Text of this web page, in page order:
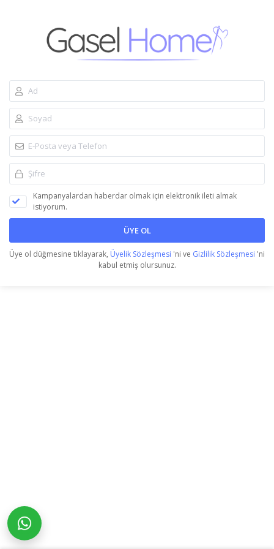
Kampanyalardan haberdar olmak için elektronik ileti almak
istiyorum.
ÜYE OL
Üye ol düğmesine tıklayarak, Üyelik Sözleşmesi 'ni ve Gizlilik Sözleşmesi 'ni
kabul etmiş olursunuz.